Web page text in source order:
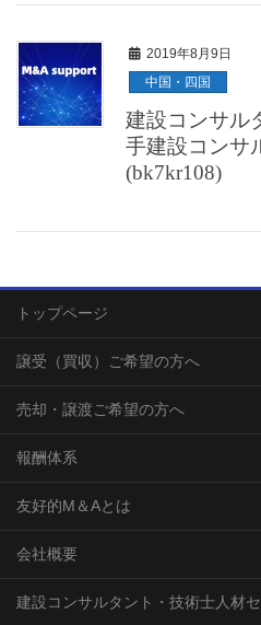
2019年8月9日
中国・四国
建設コンサル
手建設コンサ
(bk7kr108)
トップページ
譲受（買収）ご希望の方へ
売却・譲渡ご希望の方へ
報酬体系
友好的М＆Aとは
会社概要
建設コンサルタント・技術士人材